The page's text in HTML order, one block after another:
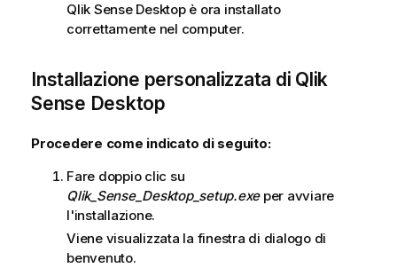
Qlik Sense Desktopè ora installato
correttamente nel computer.
Installazione personalizzata di Qlik
Sense Desktop
Procedere come indicato di seguito:
Fare doppio clic su
Qlik_Sense_Desktop_setup.exeper avviare
l'installazione.
Viene visualizzata la finestra di dialogo di
benvenuto.